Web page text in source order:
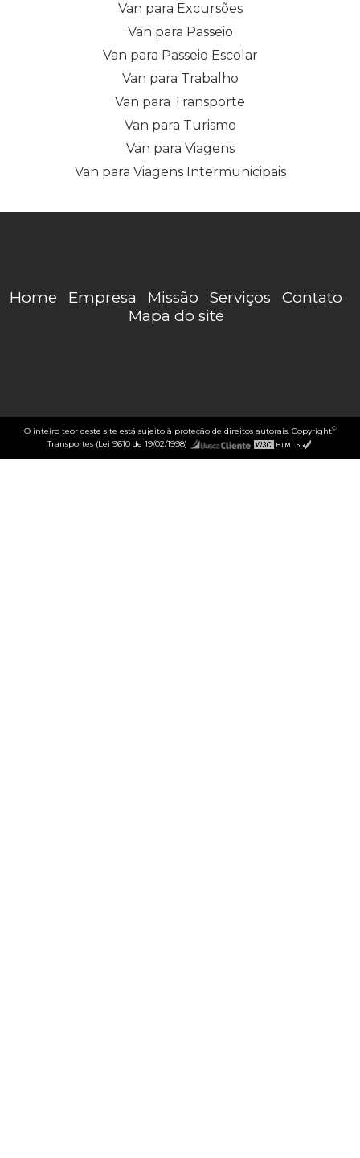
Van para Excursões
Van para Passeio
Van para Passeio Escolar
Van para Trabalho
Van para Transporte
Van para Turismo
Van para Viagens
Van para Viagens Intermunicipais
Home Empresa Missão Serviços
Contato
Mapa do site
O inteiro teor deste site está sujeito à proteção de direitos autorais. Copyright©
Transportes (Lei 9610 de 19/02/1998)